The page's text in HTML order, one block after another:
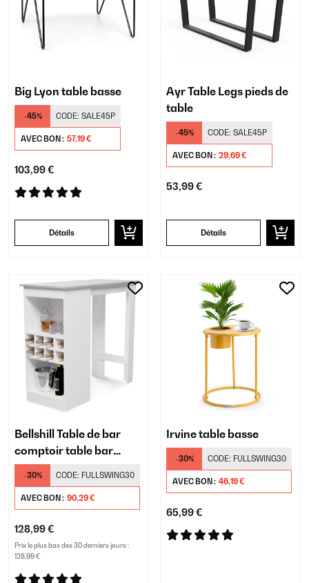
Big Lyon table basse
-45% CODE: SALE45P
AVEC BON : 57,19 €
103,99 €
Détails
Ayr Table Legs pieds de
table
-45% CODE: SALE45P
AVEC BON : 29,69 €
53,99 €
Détails
Bellshill Table de bar
comptoir table bar
maison
-30% CODE: FULLSWING30
AVEC BON : 90,29 €
128,99 €
Prix le plus bas des 30 derniers jours :
128,99 €
Irvine table basse
-30% CODE: FULLSWING30
AVEC BON : 46,19 €
65,99 €